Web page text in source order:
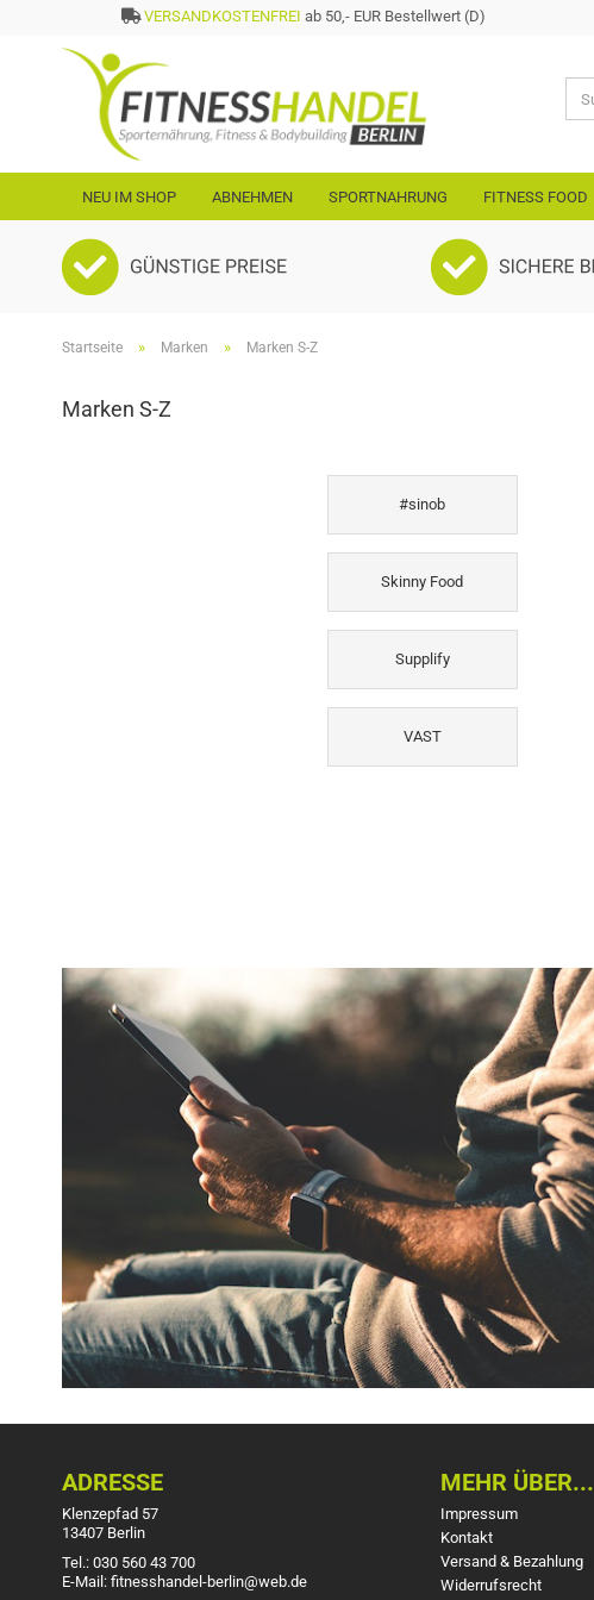
VERSANDKOSTENFREI ab 50,- EUR Bestellwert (D)
NEU IM SHOP ABNEHMEN SPORTNAHRUNG FITNESS FOOD
Startseite » Marken » Marken S-Z
Marken S-Z
#sinob
Skinny Food
Supplify
VAST
ADRESSE
Klenzepfad 57
13407 Berlin
Tel.: 030 560 43 700
E-Mail: fitnesshandel-berlin@web.de
MEHR ÜBER...
Impressum
Kontakt
Versand & Bezahlung
Widerrufsrecht